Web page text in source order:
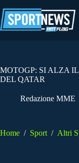
al
contenuto
MOTOGP: SI ALZA
DEL QATAR
Redazione MME
Home / Sport / Altri